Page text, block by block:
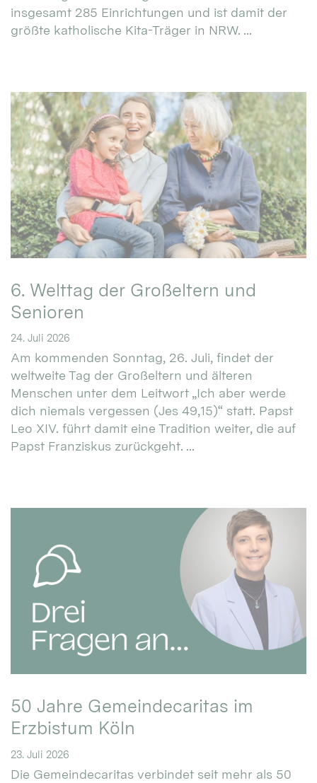
insgesamt 285 Einrichtungen und ist damit der
größte katholische Kita-Träger in NRW. ...
6. Welttag der Großeltern und
Senioren
24. Juli 2026
Am kommenden Sonntag, 26. Juli, findet der
weltweite Tag der Großeltern und älteren
Menschen unter dem Leitwort „Ich aber werde
dich niemals vergessen (Jes 49,15)“ statt. Papst
Leo XIV. führt damit eine Tradition weiter, die auf
Papst Franziskus zurückgeht. ...
50 Jahre Gemeindecaritas im
Erzbistum Köln
23. Juli 2026
Die Gemeindecaritas verbindet seit mehr als 50